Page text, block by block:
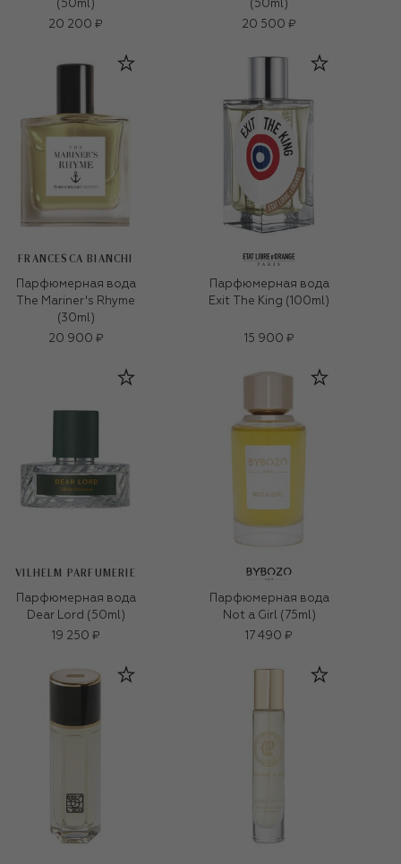
(50ml)
20 200 ₽
(50ml)
20 500 ₽
FRANCESCA BIANCHI
Парфюмерная вода
The Mariner's Rhyme
(30ml)
20 900 ₽
Парфюмерная вода
Exit The King (100ml)
15 900 ₽
VILHELM PARFUMERIE
Парфюмерная вода
Dear Lord (50ml)
19 250 ₽
Парфюмерная вода
Not a Girl (75ml)
17 490 ₽